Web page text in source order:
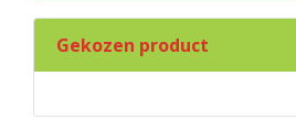
Gekozen product